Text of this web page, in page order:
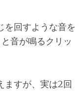
を回すような音を
音が鳴るクリッ
ますが、実は2回